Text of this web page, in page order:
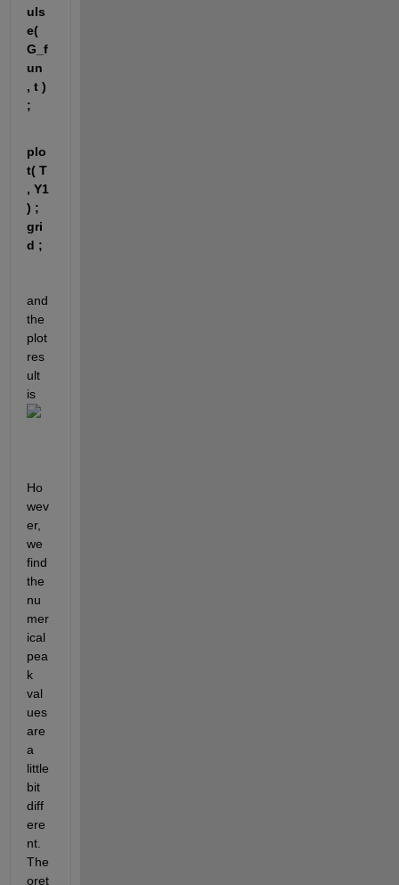
uls
e(
G_f
un
, t )
;
plo
t( T
, Y1
) ;
gri
d ;
and
the
plot
res
ult
is
Ho
wev
er,
we
find
the
nu
mer
ical
pea
k
val
ues
are
a
little
bit
diff
ere
nt.
The
oret